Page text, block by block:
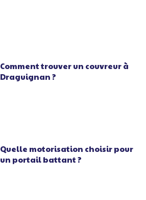
Comment trouver un couvreur à
Draguignan ?
Quelle motorisation choisir pour
un portail battant ?